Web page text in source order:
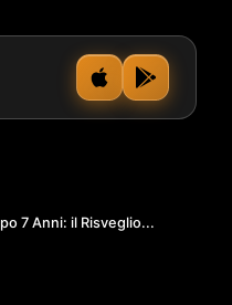
7 Anni: il Risveglio...